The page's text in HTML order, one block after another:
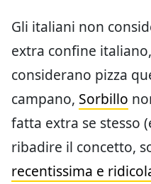
Gli italiani non
extra confine
considerano pizza
campano, Sorbillo
fatta extra se stesso
ribadire il concetto,
recentissima e